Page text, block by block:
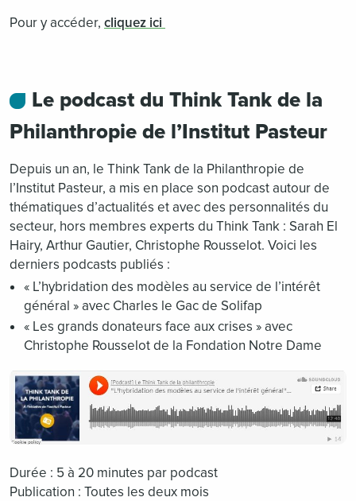
Pour y accéder, cliquez ici
Le podcast du Think Tank de la
Philanthropie de l’Institut Pasteur
Depuis un an, le Think Tank de la Philanthropie de
l’Institut Pasteur, a mis en place son podcast autour de
thématiques d’actualités et avec des personnalités du
secteur, hors membres experts du Think Tank : Sarah El
Hairy, Arthur Gautier, Christophe Rousselot. Voici les
derniers podcasts publiés :
« L’hybridation des modèles au service de l’intérêt
général » avec Charles le Gac de Solifap
« Les grands donateurs face aux crises » avec
Christophe Rousselot de la Fondation Notre Dame
Durée : 5 à 20 minutes par podcast
Publication : Toutes les deux mois